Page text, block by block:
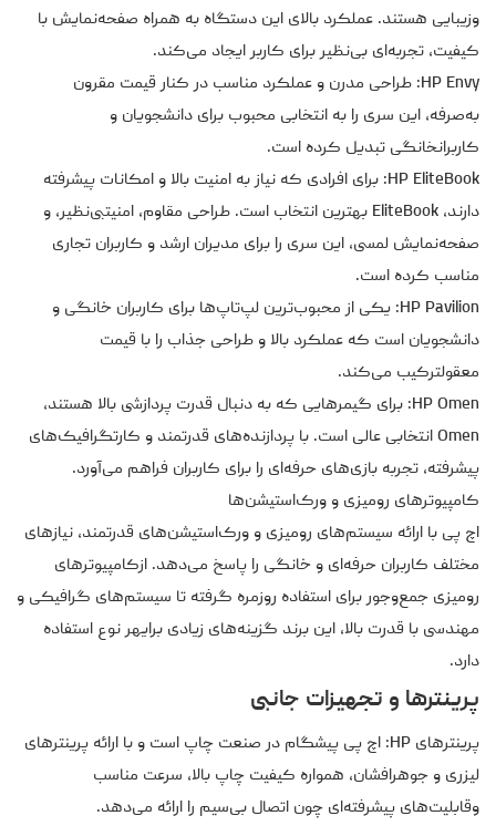
وزیبایی هستند. عملکرد بالای این دستگاه به همراه صفحه‌نمایش با
کیفیت، تجربه‌ای بی‌نظیر برای کاربر ایجاد می‌کند.
HP Envy: طراحی مدرن و عملکرد مناسب در کنار قیمت مقرون
به‌صرفه، این سری را به انتخابی محبوب برای دانشجویان و
کاربرانخانگی تبدیل کرده است.
HP EliteBook: برای افرادی که نیاز به امنیت بالا و امکانات پیشرفته
دارند، EliteBook بهترین انتخاب است. طراحی مقاوم، امنیتبی‌نظیر، و
صفحه‌نمایش لمسی، این سری را برای مدیران ارشد و کاربران تجاری
مناسب کرده است.
HP Pavilion: یکی از محبوب‌ترین لپ‌تاپ‌ها برای کاربران خانگی و
دانشجویان است که عملکرد بالا و طراحی جذاب را با قیمت
معقولترکیب می‌کند.
HP Omen: برای گیمرهایی که به دنبال قدرت پردازشی بالا هستند،
Omen انتخابی عالی است. با پردازنده‌های قدرتمند و کارتگرافیک‌های
پیشرفته، تجربه بازی‌های حرفه‌ای را برای کاربران فراهم می‌آورد.
کامپیوترهای رومیزی و ورک‌استیشن‌ها
اچ پی با ارائه سیستم‌های رومیزی و ورک‌استیشن‌های قدرتمند، نیازهای
مختلف کاربران حرفه‌ای و خانگی را پاسخ می‌دهد. ازکامپیوترهای
رومیزی جمع‌وجور برای استفاده روزمره گرفته تا سیستم‌های گرافیکی و
مهندسی با قدرت بالا، این برند گزینه‌های زیادی برایهر نوع استفاده
دارد.
پرینترها و تجهیزات جانبی
پرینترهای HP: اچ پی پیشگام در صنعت چاپ است و با ارائه پرینترهای
لیزری و جوهرافشان، همواره کیفیت چاپ بالا، سرعت مناسب
وقابلیت‌های پیشرفته‌ای چون اتصال بی‌سیم را ارائه می‌دهد.